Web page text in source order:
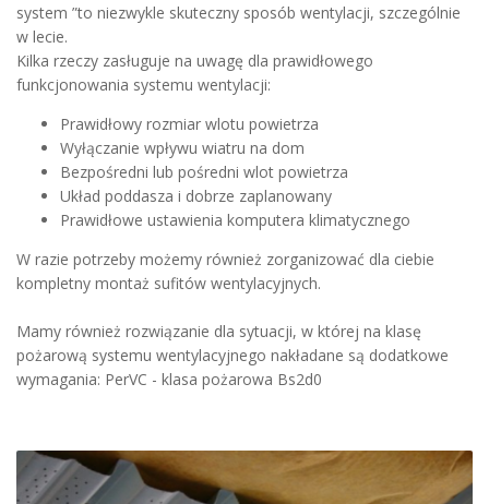
system ”to niezwykle skuteczny sposób wentylacji, szczególnie
w lecie.
Kilka rzeczy zasługuje na uwagę dla prawidłowego
funkcjonowania systemu wentylacji:
Prawidłowy rozmiar wlotu powietrza
Wyłączanie wpływu wiatru na dom
Bezpośredni lub pośredni wlot powietrza
Układ poddasza i dobrze zaplanowany
Prawidłowe ustawienia komputera klimatycznego
W razie potrzeby możemy również zorganizować dla ciebie
kompletny montaż sufitów wentylacyjnych.
Mamy również rozwiązanie dla sytuacji, w której na klasę
pożarową systemu wentylacyjnego nakładane są dodatkowe
wymagania: PerVC - klasa pożarowa Bs2d0